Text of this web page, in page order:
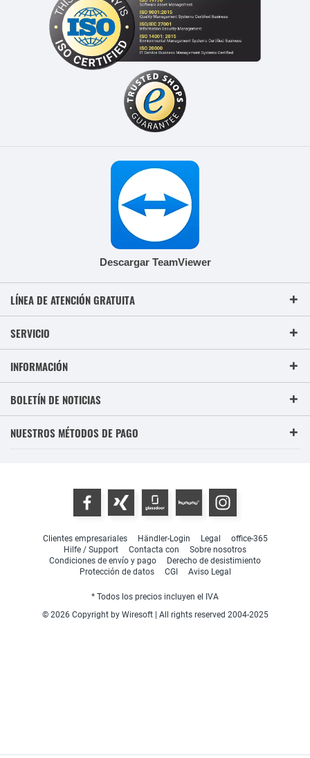
Descargar TeamViewer
LÍNEA DE ATENCIÓN GRATUITA
SERVICIO
INFORMACIÓN
BOLETÍN DE NOTICIAS
NUESTROS MÉTODOS DE PAGO
Clientes empresariales Händler-Login Legal
office-365
Hilfe / Support
Contacta con
Sobre nosotros
Condiciones de envío y pago
Derecho de desistimiento
Protección de datos
CGI Aviso Legal
* Todos los precios incluyen el IVA
© 2026 Copyright by Wiresoft | All rights reserved 2004-2025